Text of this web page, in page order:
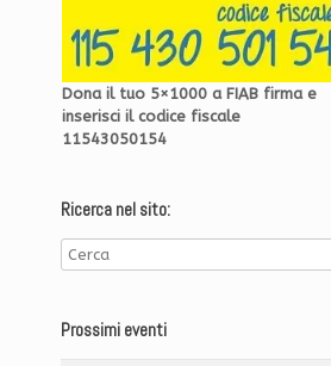
Dona il tuo 5×1000 a FIAB firma e
inserisci il codice fiscale
11543050154
Ricerca nel sito:
Prossimi eventi